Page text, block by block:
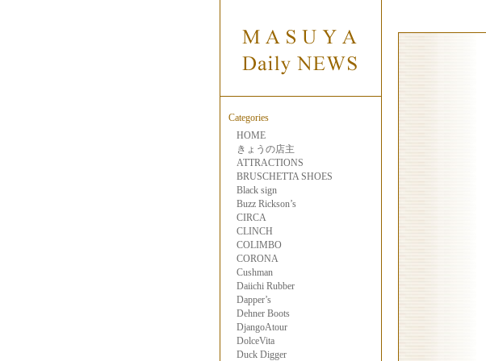
Categories
HOME
きょうの店主
ATTRACTIONS
BRUSCHETTA SHOES
Black sign
Buzz Rickson’s
CIRCA
CLINCH
COLIMBO
CORONA
Cushman
Daiichi Rubber
Dapper’s
Dehner Boots
DjangoAtour
DolceVita
Duck Digger